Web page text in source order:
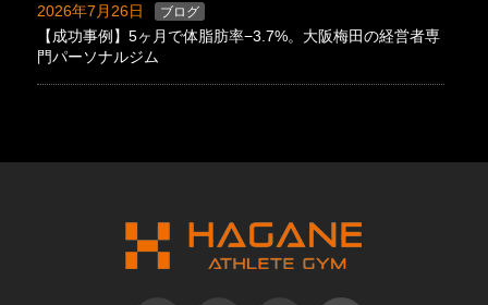
2026年7月26日 ブログ
【成功事例】5ヶ月で体脂肪率−3.7%。大阪梅田の経営者専
門パーソナルジム